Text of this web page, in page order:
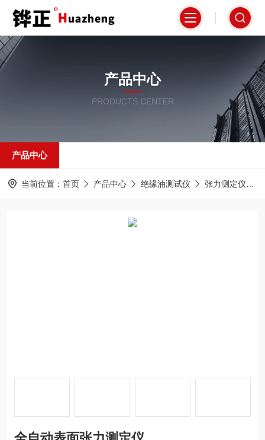
产品中心
PRODUCTS CENTER
产品中心
当前位置： 首页 产品中心 绝缘油测试仪 张力测定仪